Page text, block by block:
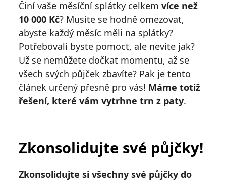
Činí vaše měsíční splátky celkemvíce než
10 000 Kč? Musíte se hodně omezovat,
abyste každý měsíc měli na splátky?
Potřebovali byste pomoct, ale nevíte jak?
Už se nemůžete dočkat momentu, až se
všech svých půjček zbavíte? Pak je tento
článek určený přesně pro vás! Máme totiž
řešení, které vám vytrhne trn z paty.
Zkonsolidujte své půjčky!
Zkonsolidujte si všechny své půjčky do